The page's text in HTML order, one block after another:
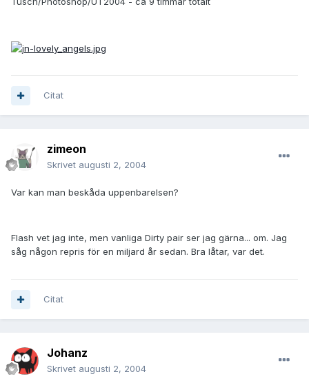
Citat
zimeon
Skrivet augusti 2, 2004
Var kan man beskåda uppenbarelsen?
Flash vet jag inte, men vanliga Dirty pair ser jag gärna... om. Jag
såg någon repris för en miljard år sedan. Bra låtar, var det.
Citat
Johanz
Skrivet augusti 2, 2004